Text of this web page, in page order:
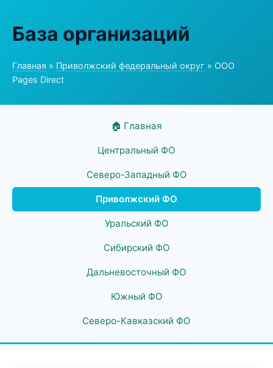
База организаций
Главная » Приволжский федеральный округ » ООО
Pages Direct
🏠 Главная
Центральный ФО
Северо-Западный ФО
Приволжский ФО
Уральский ФО
Сибирский ФО
Дальневосточный ФО
Южный ФО
Северо-Кавказский ФО